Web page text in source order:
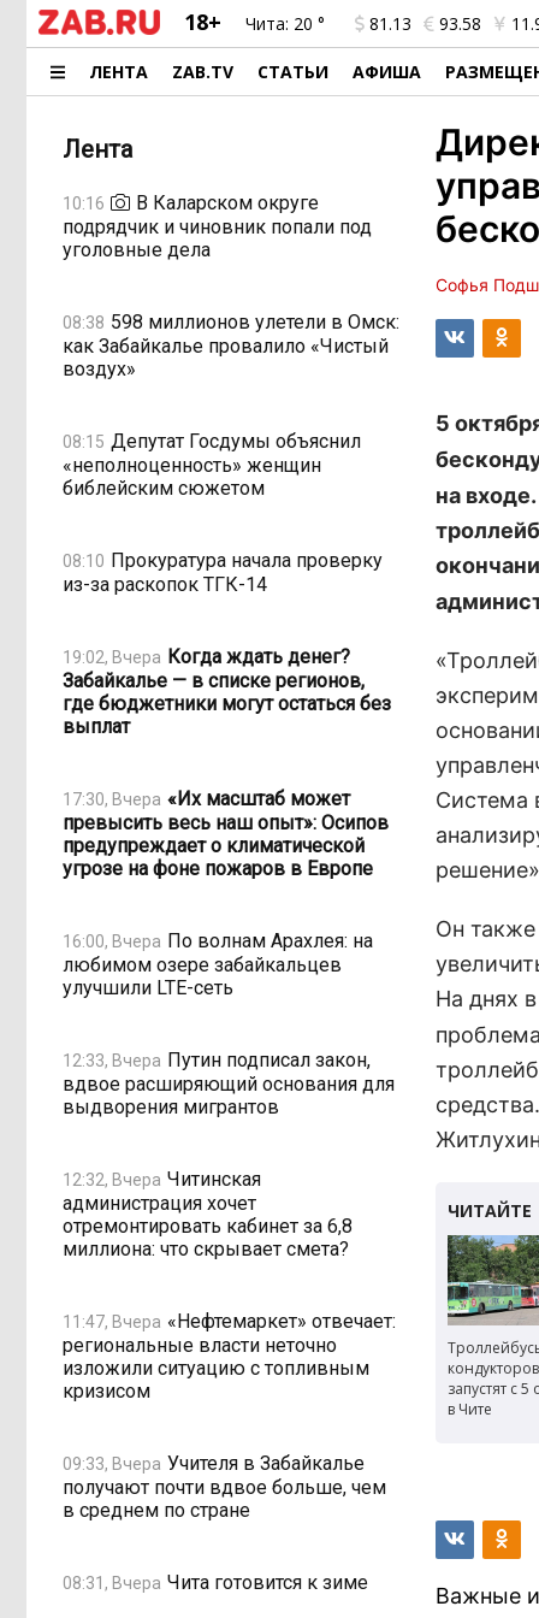
18+ Чита: 20 ° 81.13 93.58
ЛЕНТА ZAB.TV СТАТЬИ АФИША
Лента
10:16
В Каларском округе
подрядчик и чиновник попали под
уголовные дела
08:38 598 миллионов улетели в Омск:
как Забайкалье провалило «Чистый
воздух»
08:15 Депутат Госдумы объяснил
«неполноценность» женщин
библейским сюжетом
08:10 Прокуратура начала проверку
из-за раскопок ТГК-14
19:02, Вчера Когда ждать денег?
Забайкалье — в списке регионов,
где бюджетники могут остаться без
выплат
17:30, Вчера «Их масштаб может
превысить весь наш опыт»: Осипов
предупреждает о климатической
угрозе на фоне пожаров в Европе
16:00, Вчера По волнам Арахлея: на
любимом озере забайкальцев
улучшили LTE-сеть
12:33, Вчера Путин подписал закон,
вдвое расширяющий основания для
выдворения мигрантов
12:32, Вчера Читинская
администрация хочет
отремонтировать кабинет за 6,8
миллиона: что скрывает смета?
11:47, Вчера «Нефтемаркет» отвечает:
региональные власти неточно
изложили ситуацию с топливным
кризисом
09:33, Вчера Учителя в Забайкалье
получают почти вдвое больше, чем
в среднем по стране
08:31, Вчера Чита готовится к зиме
Софья
5
на
Система
Он
На днях
кондукторов
запустят с 5
в Чите
Важные